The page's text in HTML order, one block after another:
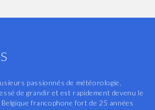
passionnés de météorologie,
de grandir et est rapidement devenu le
francophone fort de 25 années